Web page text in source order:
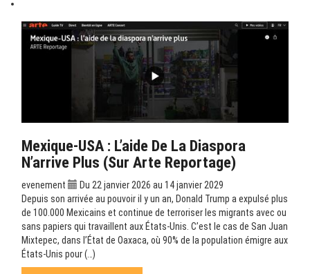
Mexique-USA : L’aide De La Diaspora
N’arrive Plus (sur Arte Reportage)
evenement
Du 22 janvier 2026 au 14 janvier 2029
Depuis son arrivée au pouvoir il y un an, Donald Trump a expulsé plus
de 100.000 Mexicains et continue de terroriser les migrants avec ou
sans papiers qui travaillent aux États-Unis. C’est le cas de San Juan
Mixtepec, dans l’État de Oaxaca, où 90% de la population émigre aux
États-Unis pour (…)